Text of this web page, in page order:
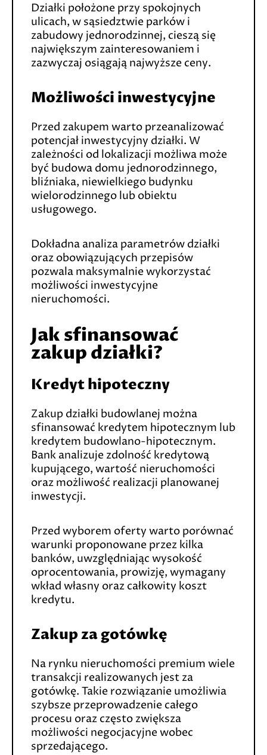
Działki położone przy spokojnych
ulicach, w sąsiedztwie parków i
zabudowy jednorodzinnej, cieszą się
największym zainteresowaniem i
zazwyczaj osiągają najwyższe ceny.
Możliwości inwestycyjne
Przed zakupem warto przeanalizować
potencjał inwestycyjny działki. W
zależności od lokalizacji możliwa może
być budowa domu jednorodzinnego,
bliźniaka, niewielkiego budynku
wielorodzinnego lub obiektu
usługowego.
Dokładna analiza parametrów działki
oraz obowiązujących przepisów
pozwala maksymalnie wykorzystać
możliwości inwestycyjne
nieruchomości.
Jak sfinansować
zakup działki?
Kredyt hipoteczny
Zakup działki budowlanej można
sfinansować kredytem hipotecznym lub
kredytem budowlano-hipotecznym.
Bank analizuje zdolność kredytową
kupującego, wartość nieruchomości
oraz możliwość realizacji planowanej
inwestycji.
Przed wyborem oferty warto porównać
warunki proponowane przez kilka
banków, uwzględniając wysokość
oprocentowania, prowizję, wymagany
wkład własny oraz całkowity koszt
kredytu.
Zakup za gotówkę
Na rynku nieruchomości premium wiele
transakcji realizowanych jest za
gotówkę. Takie rozwiązanie umożliwia
szybsze przeprowadzenie całego
procesu oraz często zwiększa
możliwości negocjacyjne wobec
sprzedającego.